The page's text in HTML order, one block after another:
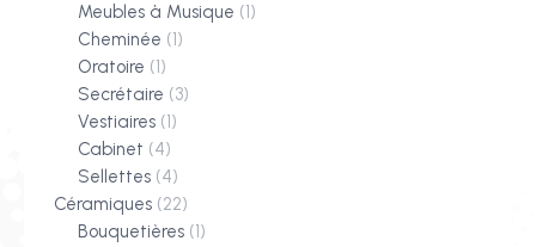
Meubles à Musique (1)
Cheminée (1)
Oratoire (1)
Secrétaire (3)
Vestiaires (1)
Cabinet (4)
Sellettes (4)
Céramiques (22)
Bouquetières (1)